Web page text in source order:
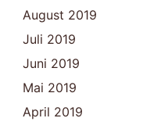
August 2019
Juli 2019
Juni 2019
Mai 2019
April 2019